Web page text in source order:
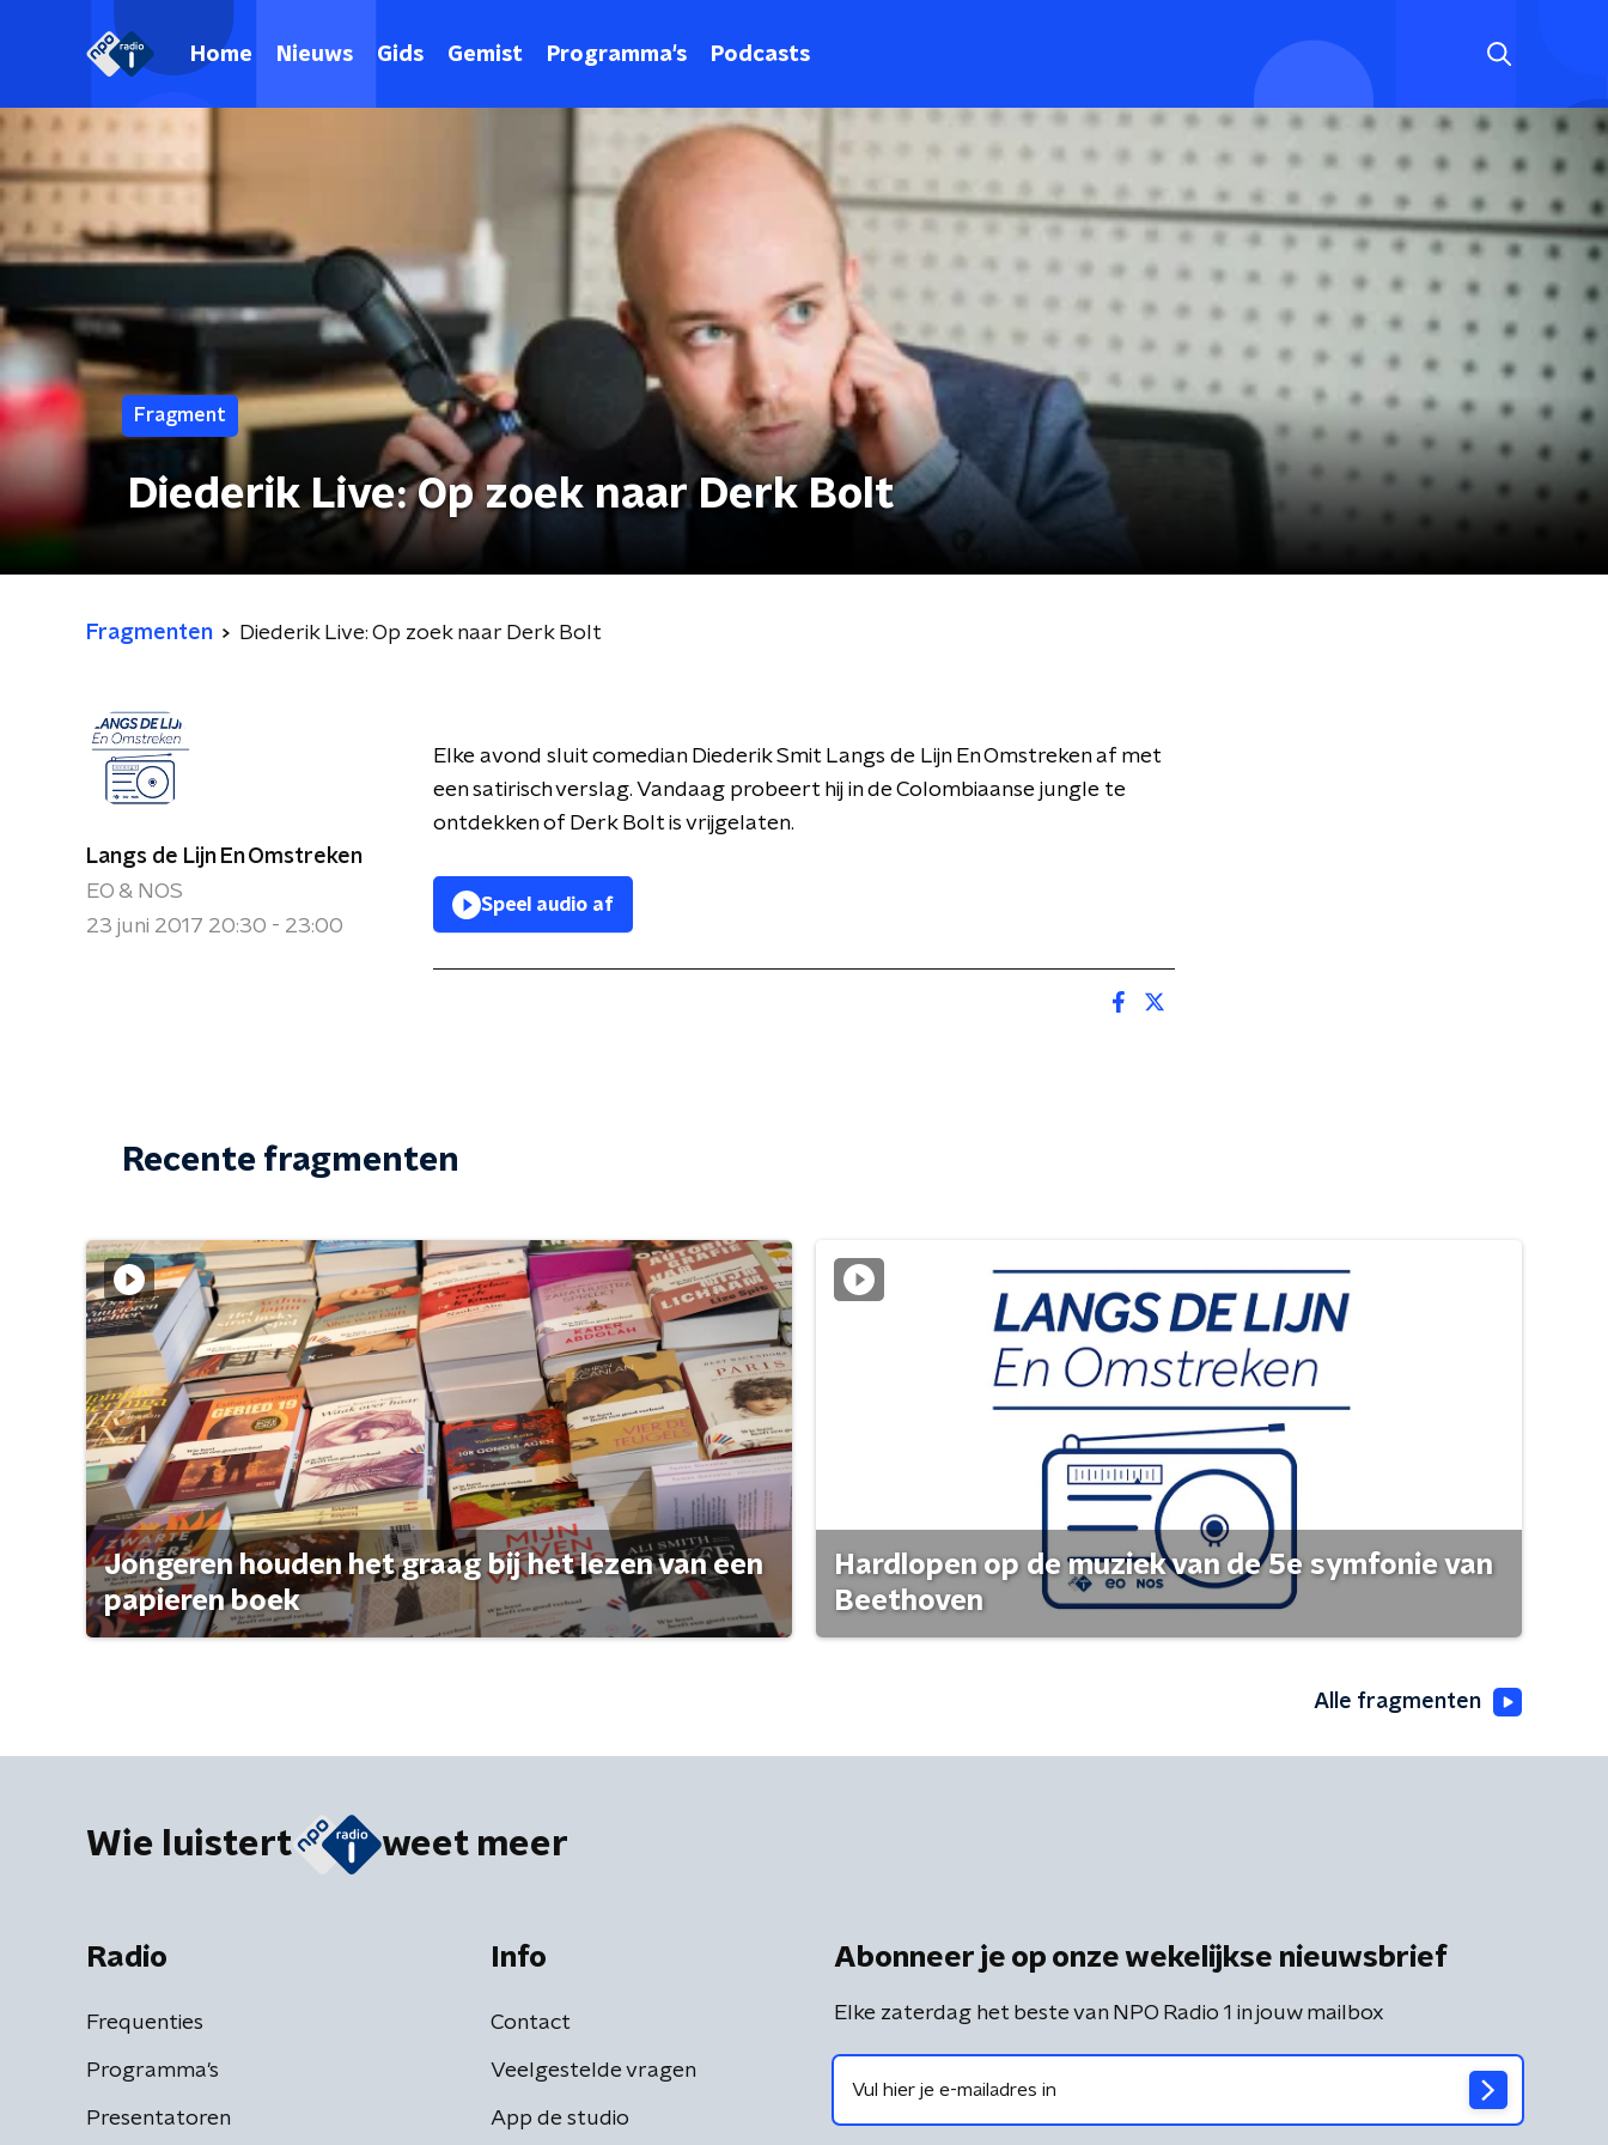
Home Nieuws Gids Gemist Programma's Podcasts
Fragment
Diederik Live: Op zoek naar Derk Bolt
Fragmenten Diederik Live: Op zoek naar Derk Bolt
Langs de Lijn En Omstreken
EO & NOS
23 juni 2017 20:30 - 23:00
Elke avond sluit comedian Diederik Smit Langs de Lijn En Omstreken af met
een satirisch verslag. Vandaag probeert hij in de Colombiaanse jungle te
ontdekken of Derk Bolt is vrijgelaten.
Speel audio af
Recente fragmenten
Jongeren houden het graag bij het lezen van een
papieren boek
Hardlopen op de muziek van de 5e symfonie van
Beethoven
Alle fragmenten
Wie luistert weet meer
Radio
Frequenties
Programma's
Presentatoren
Info
Contact
Veelgestelde vragen
App de studio
Abonneer je op onze wekelijkse nieuwsbrief
Elke zaterdag het beste van NPO Radio 1 in jouw mailbox